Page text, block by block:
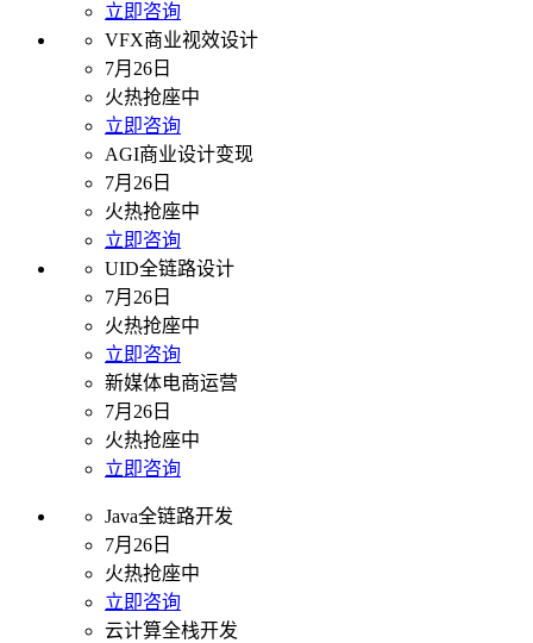
立即咨询
VFX商业视效设计
7月26日
火热抢座中
立即咨询
AGI商业设计变现
7月26日
火热抢座中
立即咨询
UID全链路设计
7月26日
火热抢座中
立即咨询
新媒体电商运营
7月26日
火热抢座中
立即咨询
Java全链路开发
7月26日
火热抢座中
立即咨询
云计算全栈开发